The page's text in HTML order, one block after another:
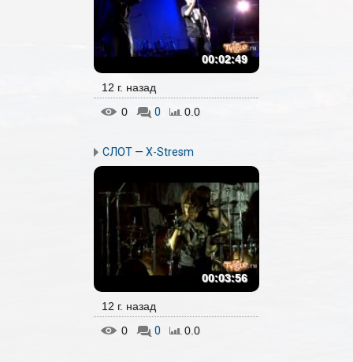
00:02:49
12 г. назад
0
0 0.0
СЛОТ — X-Stresm
00:03:56
12 г. назад
0
0 0.0